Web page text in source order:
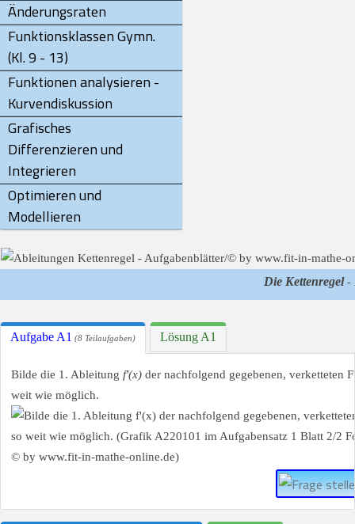
Änderungsraten
Funktionsklassen Gymn.
(Kl. 9 - 13)
Funktionen analysieren -
Kurvendiskussion
Grafisches
Differenzieren und
Integrieren
Optimieren und
Modellieren
Die Kettenregel-
Aufgabe A1 (8 Teilaufgaben) Lösung A1
Bilde die 1. Ableitung f'(x) der nachfolgend gegebenen, verketteten
weit wie möglich.